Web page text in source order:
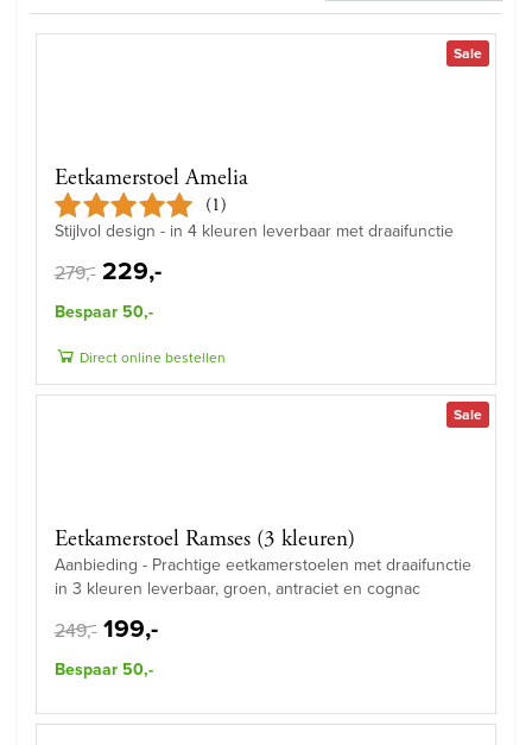
Sale
Eetkamerstoel Amelia
(1)
Stijlvol design - in 4 kleuren leverbaar met draaifunctie
279,- 229,-
Bespaar 50,-
Direct online bestellen
Sale
Eetkamerstoel Ramses (3 kleuren)
Aanbieding - Prachtige eetkamerstoelen met draaifunctie
in 3 kleuren leverbaar, groen, antraciet en cognac
249,- 199,-
Bespaar 50,-